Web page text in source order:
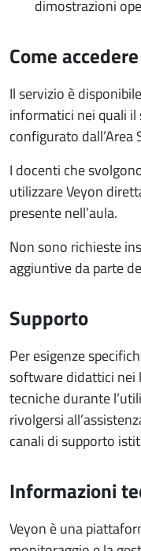
dimostrazioni
Come
Il servizio è
informatici nei quali
configurato
I docenti che
utilizzare Veyon
presente nell’aula.
Non sono richieste
aggiuntive da parte
Supporto
Per esigenze
software didattici nei
tecniche durante
rivolgersi
canali di supporto
Informazioni
Veyon è una